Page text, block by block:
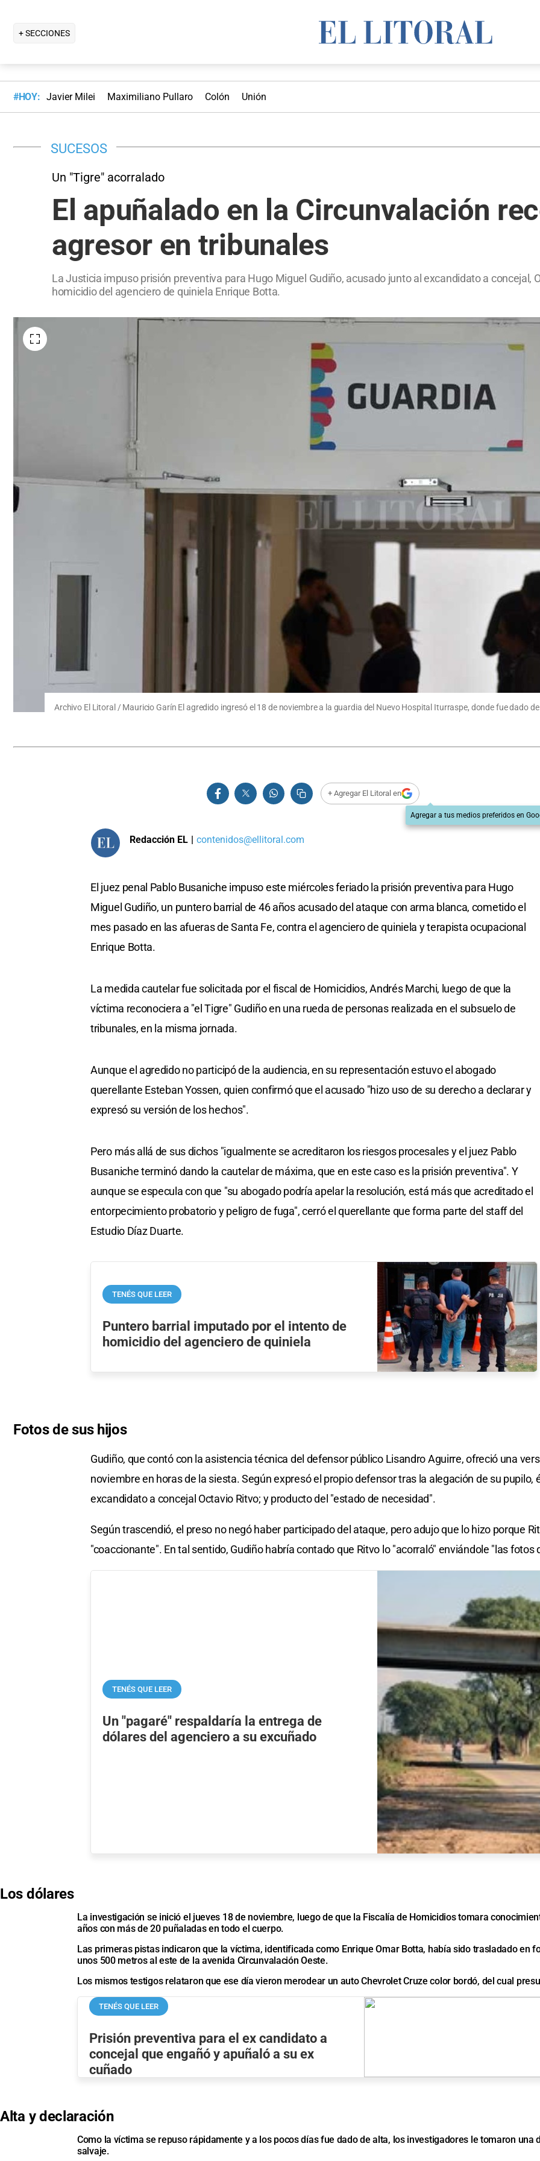
+ SECCIONES
#HOY: Javier Milei Maximiliano Pullaro Colón Unión
SUCESOS
Un "Tigre" acorralado
El apuñalado en la Circunvalación
agresor en tribunales
La Justicia impuso prisión preventiva para Hugo Miguel Gudiño, acusado junto al excandidato a concejal,
homicidio del agenciero de quiniela Enrique Botta.
Archivo El Litoral / Mauricio Garín El agredido ingresó el 18 de noviembre a la guardia del Nuevo Hospital Iturraspe, donde fue dado
+ Agregar El Litoral en
Agregar a tus medios preferidos en
Redacción EL | contenidos@ellitoral.com
El juez penal Pablo Busaniche impuso este miércoles feriado la prisión preventiva para Hugo
Miguel Gudiño, un puntero barrial de 46 años acusado del ataque con arma blanca, cometido el
mes pasado en las afueras de Santa Fe, contra el agenciero de quiniela y terapista ocupacional
Enrique Botta.
La medida cautelar fue solicitada por el fiscal de Homicidios, Andrés Marchi, luego de que la
víctima reconociera a "el Tigre" Gudiño en una rueda de personas realizada en el subsuelo de
tribunales, en la misma jornada.
Aunque el agredido no participó de la audiencia, en su representación estuvo el abogado
querellante Esteban Yossen, quien confirmó que el acusado "hizo uso de su derecho a declarar y
expresó su versión de los hechos".
Pero más allá de sus dichos "igualmente se acreditaron los riesgos procesales y el juez Pablo
Busaniche terminó dando la cautelar de máxima, que en este caso es la prisión preventiva". Y
aunque se especula con que "su abogado podría apelar la resolución, está más que acreditado el
entorpecimiento probatorio y peligro de fuga", cerró el querellante que forma parte del staff del
Estudio Díaz Duarte.
TENÉS QUE LEER
Puntero barrial imputado por el intento de
homicidio del agenciero de quiniela
Fotos de sus hijos
Gudiño, que contó con la asistencia técnica del defensor público Lisandro Aguirre, ofreció una
noviembre en horas de la siesta. Según expresó el propio defensor tras la alegación de su
excandidato a concejal Octavio Ritvo; y producto del "estado de necesidad".
Según trascendió, el preso no negó haber participado del ataque, pero adujo que lo hizo porque
"coaccionante". En tal sentido, Gudiño habría contado que Ritvo lo "acorraló" enviándole "las
TENÉS QUE LEER
Un "pagaré" respaldaría la entrega de
dólares del agenciero a su excuñado
Los dólares
La investigación se inició el jueves 18 de noviembre, luego de que la Fiscalía de Homicidios tomara
años con más de 20 puñaladas en todo el cuerpo.
Las primeras pistas indicaron que la víctima, identificada como Enrique Omar Botta, había sido trasladado en
unos 500 metros al este de la avenida Circunvalación Oeste.
Los mismos testigos relataron que ese día vieron merodear un auto Chevrolet Cruze color bordó, del cual
TENÉS QUE LEER
Prisión preventiva para el ex candidato a
concejal que engañó y apuñaló a su ex
cuñado
Alta y declaración
Como la víctima se repuso rápidamente y a los pocos días fue dado de alta, los investigadores le tomaron
salvaje.